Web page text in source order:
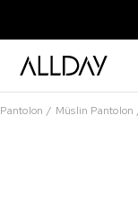
Pantolon Müslin Pantolon